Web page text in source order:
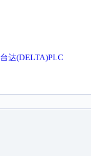
台达(DELTA)PLC